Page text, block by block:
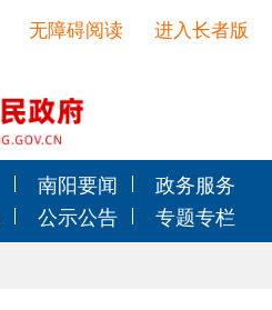
进入长者版
无障碍阅读
南阳要闻
政务服务
公示公告
专题专栏